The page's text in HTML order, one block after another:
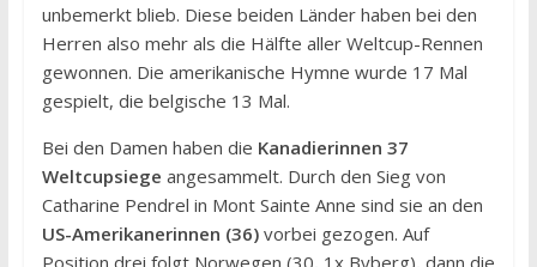
unbemerkt blieb. Diese beiden Länder haben bei den
Herren also mehr als die Hälfte aller Weltcup-Rennen
gewonnen. Die amerikanische Hymne wurde 17 Mal
gespielt, die belgische 13 Mal.
Bei den Damen haben die Kanadierinnen 37
Weltcupsiege angesammelt. Durch den Sieg von
Catharine Pendrel in Mont Sainte Anne sind sie an den
US-Amerikanerinnen (36) vorbei gezogen. Auf
Position drei folgt Norwegen (30, 1x Byberg), dann die